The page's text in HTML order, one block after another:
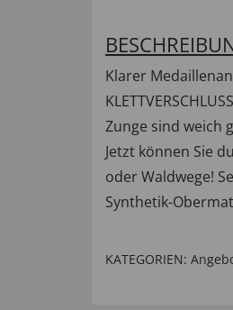
Klarer
Zunge sind weich
Jetzt können Sie
oder Waldwege!
Synthetik-
KATEGORIEN: